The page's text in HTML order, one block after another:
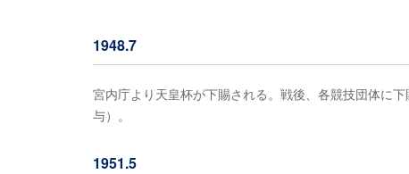
1948.7
宮内庁より天皇杯が下賜される。戦後、各競技団体に
与）。
1951.5